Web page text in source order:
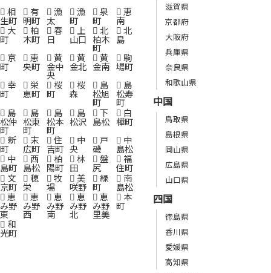
相
生町
有
明町
漁
太
漁
町
泉
町
恵
南
大
町
柏
木町
春
日
上
山口
北
柏木
町
北
島
京
町
恵
央町
黄
金中
央
黄
金北
黄
金南
駒
場町
幸
町
栄
恵町
桜
町
桜
森
島
松旭
町
島
松寿
町
島
松仲
町
島
松東
町
島
松本
町
島
松沢
下
島松
白
樺町
新
町
末
広町
住
吉町
中
央
戸
磯
中
島松
中
島町
西
島松
柏
陽町
林
田
盤
尻
福
住町
文
京町
穂
栄
牧
場
美
咲野
緑
町
南
島松
恵
み野
東
恵
み野
西
恵
み野
南
恵
み野
北
恵
み野
里美
本
町
和
光町
滋賀県
京都府
大阪府
兵庫県
奈良県
和歌山県
中国
鳥取県
島根県
岡山県
広島県
山口県
四国
徳島県
香川県
愛媛県
高知県